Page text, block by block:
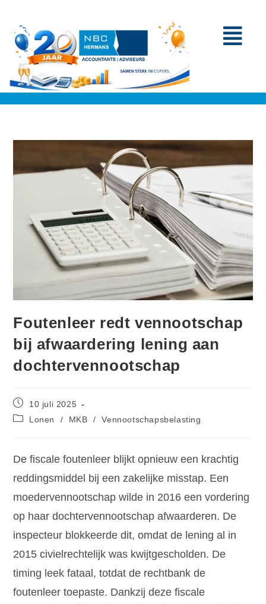
Foutenleer redt vennootschap
bij afwaardering lening aan
dochtervennootschap
10 juli 2025
Lonen
/ MKB / Vennootschapsbelasting
De fiscale foutenleer blijkt opnieuw een krachtig
reddingsmiddel bij een zakelijke misstap. Een
moedervennootschap wilde in 2016 een vordering
op haar dochtervennootschap afwaarderen. De
inspecteur blokkeerde dit, omdat de lening al in
2015 civielrechtelijk was kwijtgescholden. De
timing leek fataal, totdat de rechtbank de
foutenleer toepaste. Dankzij deze fiscale